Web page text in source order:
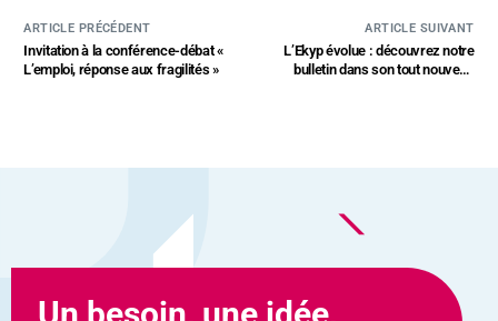
ARTICLE PRÉCÉDENT
Invitation à la conférence-débat «
L’emploi, réponse aux fragilités »
ARTICLE SUIVANT
L’Ekyp évolue : découvrez notre
bulletin dans son tout nouveau